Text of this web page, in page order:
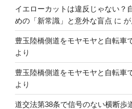
イエローカットは違反じゃない？
めの「新常識」と意外な盲点 に
豊玉陸橋側道をモヤモヤと自転車
より
豊玉陸橋側道をモヤモヤと自転車
より
道交法第38条で信号のない横断歩